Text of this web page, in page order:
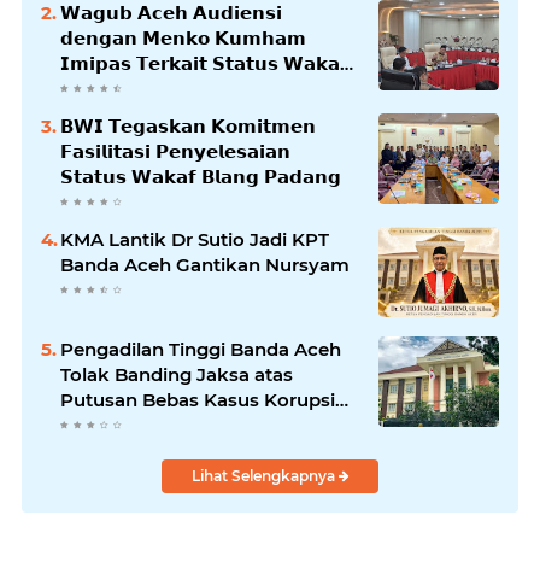
𝗪𝗮𝗴𝘂𝗯 𝗔𝗰𝗲𝗵 𝗔𝘂𝗱𝗶𝗲𝗻𝘀𝗶
𝗱𝗲𝗻𝗴𝗮𝗻 𝗠𝗲𝗻𝗸𝗼 𝗞𝘂𝗺𝗵𝗮𝗺
𝗜𝗺𝗶𝗽𝗮𝘀 𝗧𝗲𝗿𝗸𝗮𝗶𝘁 𝗦𝘁𝗮𝘁𝘂𝘀 𝗪𝗮𝗸𝗮𝗳
𝗕𝗹𝗮𝗻𝗴𝗽𝗮𝗱𝗮𝗻𝗴
𝗕𝗪𝗜 𝗧𝗲𝗴𝗮𝘀𝗸𝗮𝗻 𝗞𝗼𝗺𝗶𝘁𝗺𝗲𝗻
𝗙𝗮𝘀𝗶𝗹𝗶𝘁𝗮𝘀𝗶 𝗣𝗲𝗻𝘆𝗲𝗹𝗲𝘀𝗮𝗶𝗮𝗻
𝗦𝘁𝗮𝘁𝘂𝘀 𝗪𝗮𝗸𝗮𝗳 𝗕𝗹𝗮𝗻𝗴 𝗣𝗮𝗱𝗮𝗻𝗴
KMA Lantik Dr Sutio Jadi KPT
Banda Aceh Gantikan Nursyam
Pengadilan Tinggi Banda Aceh
Tolak Banding Jaksa atas
Putusan Bebas Kasus Korupsi
Wastafel
Lihat Selengkapnya